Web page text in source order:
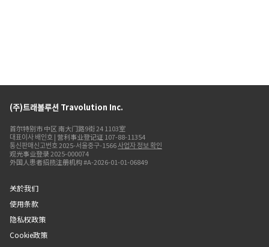
(주)트래볼루션 Travolution Inc.
首尔特别市 中区 南大门路9街 24 1103室
대표이사 배인호 | 营利事业登记证 107-88-11354
통신판매신고번호 2025-서울중구-1566사업자 정보 확인
观光事业登录 2025-000074
外国人患者招揽注册机构 #A-2026-01-01-06849
关於我们
使用条款
隐私权政策
Cookie政策